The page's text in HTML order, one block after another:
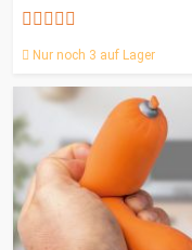
Nur noch 3 auf Lager